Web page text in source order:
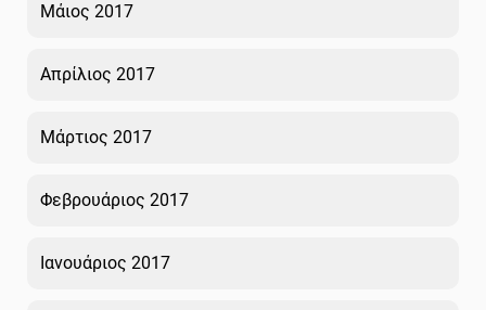
Μάιος 2017
Απρίλιος 2017
Μάρτιος 2017
Φεβρουάριος 2017
Ιανουάριος 2017